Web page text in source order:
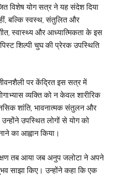
विशेष योग सत्र ने यह संदेश दिया
बल्कि स्वस्थ, संतुलित और
स्वास्थ्य और आध्यात्मिकता के इस
शिल्पी चुघ की प्रेरक उपस्थिति
पर केंद्रित इस सत्र में
व्यक्ति को न केवल शारीरिक
शांति, भावनात्मक संतुलन और
उपस्थित लोगों से योग को
का आह्वान किया।
तब आया जब अनुप जलोटा ने अपने
साझा किए। उन्होंने कहा कि एक